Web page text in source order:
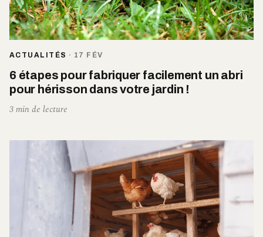
ACTUALITÉS · 17 FÉV
6 étapes pour fabriquer facilement un abri
pour hérisson dans votre jardin !
3 min de lecture